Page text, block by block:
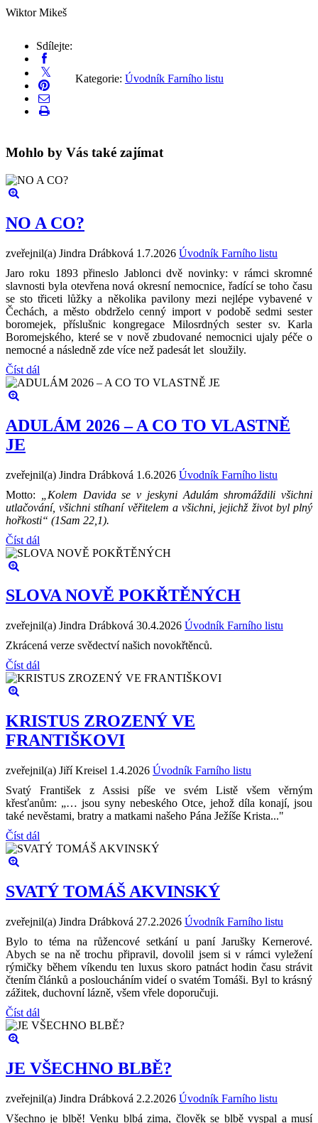
Wiktor Mikeš
Sdílejte:
Kategorie: Úvodník Farního listu
Mohlo by Vás také zajímat
NO A CO?
zveřejnil(a) Jindra Drábková 1.7.2026 Úvodník Farního listu
Jaro roku 1893 přineslo Jablonci dvě novinky: v rámci skromné
slavnosti byla otevřena nová okresní nemocnice, řadící se toho času
se sto třiceti lůžky a několika pavilony mezi nejlépe vybavené v
Čechách, a město obdrželo cenný import v podobě sedmi sester
boromejek, příslušnic kongregace Milosrdných sester sv. Karla
Boromejského, které se v nově zbudované nemocnici ujaly péče o
nemocné a následně zde více než padesát let sloužily.
Číst dál
ADULÁM 2026 – A CO TO VLASTNĚ
JE
zveřejnil(a) Jindra Drábková 1.6.2026 Úvodník Farního listu
Motto:
„Kolem Davida se v jeskyni Adulám shromáždili všichni
utlačování, všichni stíhaní věřitelem a všichni, jejichž život byl plný
hořkosti“ (1Sam 22,1).
Číst dál
SLOVA NOVĚ POKŘTĚNÝCH
zveřejnil(a) Jindra Drábková 30.4.2026 Úvodník Farního listu
Zkrácená verze svědectví našich novokřtěnců.
Číst dál
KRISTUS ZROZENÝ VE
FRANTIŠKOVI
zveřejnil(a) Jiří Kreisel 1.4.2026 Úvodník Farního listu
Svatý František z Assisi píše ve svém Listě všem věrným
křesťanům: „… jsou syny nebeského Otce, jehož díla konají, jsou
také nevěstami, bratry a matkami našeho Pána Ježíše Krista..."
Číst dál
SVATÝ TOMÁŠ AKVINSKÝ
zveřejnil(a) Jindra Drábková 27.2.2026 Úvodník Farního listu
Bylo to téma na růžencové setkání u paní Jarušky Kernerové.
Abych se na ně trochu připravil, dovolil jsem si v rámci vyležení
rýmičky během víkendu ten luxus skoro patnáct hodin času strávit
čtením článků a posloucháním videí o svatém Tomáši. Byl to krásný
zážitek, duchovní lázně, všem vřele doporučuji.
Číst dál
JE VŠECHNO BLBĚ?
zveřejnil(a) Jindra Drábková 2.2.2026 Úvodník Farního listu
Všechno je blbě! Venku blbá zima, člověk se blbě vyspal a musí